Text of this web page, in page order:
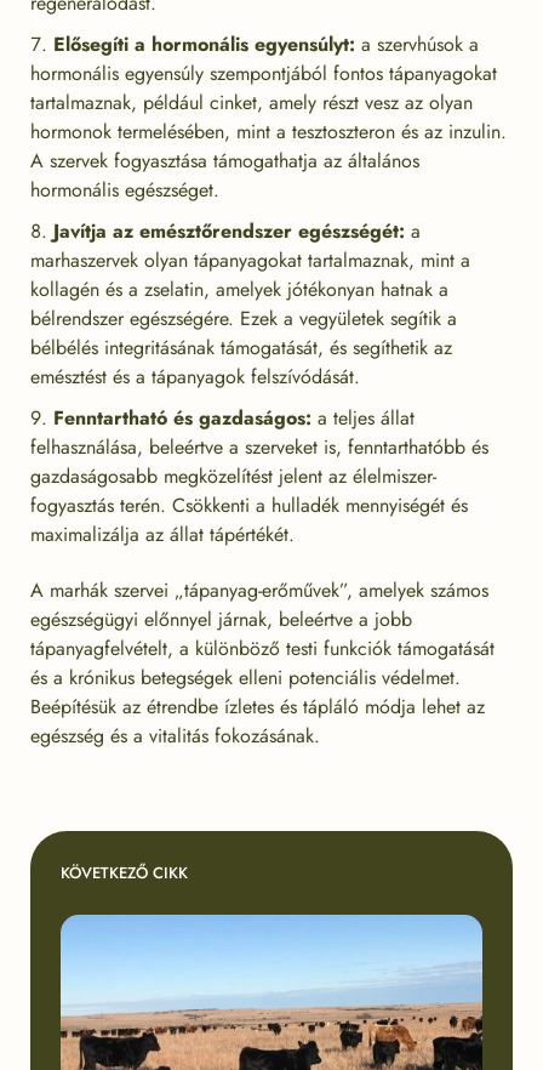
Elősegíti a hormonális egyensúlyt: a szervhúsok a
hormonális egyensúly szempontjából fontos tápanyagokat
tartalmaznak, például cinket, amely részt vesz az olyan
hormonok termelésében, mint a tesztoszteron és az inzulin.
A szervek fogyasztása támogathatja az általános
hormonális egészséget.
Javítja az emésztőrendszer egészségét: a
marhaszervek olyan tápanyagokat tartalmaznak, mint a
kollagén és a zselatin, amelyek jótékonyan hatnak a
bélrendszer egészségére. Ezek a vegyületek segítik a
bélbélés integritásának támogatását, és segíthetik az
emésztést és a tápanyagok felszívódását.
Fenntartható és gazdaságos: a teljes állat
felhasználása, beleértve a szerveket is, fenntarthatóbb és
gazdaságosabb megközelítést jelent az élelmiszer-
fogyasztás terén. Csökkenti a hulladék mennyiségét és
maximalizálja az állat tápértékét.
A marhák szervei „tápanyag-erőművek”, amelyek számos
egészségügyi előnnyel járnak, beleértve a jobb
tápanyagfelvételt, a különböző testi funkciók támogatását
és a krónikus betegségek elleni potenciális védelmet.
Beépítésük az étrendbe ízletes és tápláló módja lehet az
egészség és a vitalitás fokozásának.
KÖVETKEZŐ CIKK